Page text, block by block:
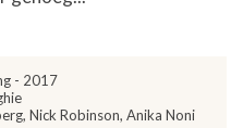
- 2017
Nick Robinson, Anika Noni